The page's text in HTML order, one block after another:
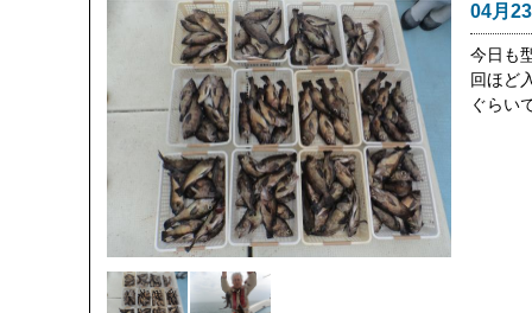
04月
今日も
回ほど
ぐらい